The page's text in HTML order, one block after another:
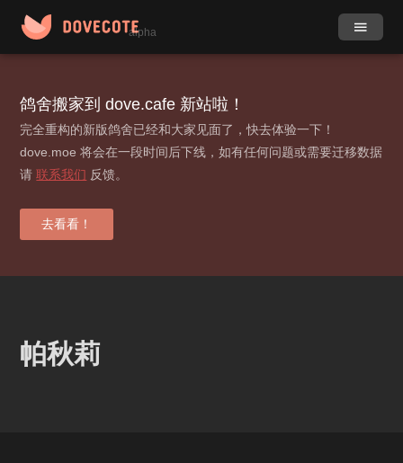
alpha
小组 目录
动态
登录 / 注册
鸽舍搬家到 dove.cafe 新站啦！
完全重构的新版鸽舍已经和大家见面了，快去体验一下！
dove.moe 将会在一段时间后下线，如有任何问题或需要迁移数据
请联系我们 反馈。
去看看！
帕秋莉